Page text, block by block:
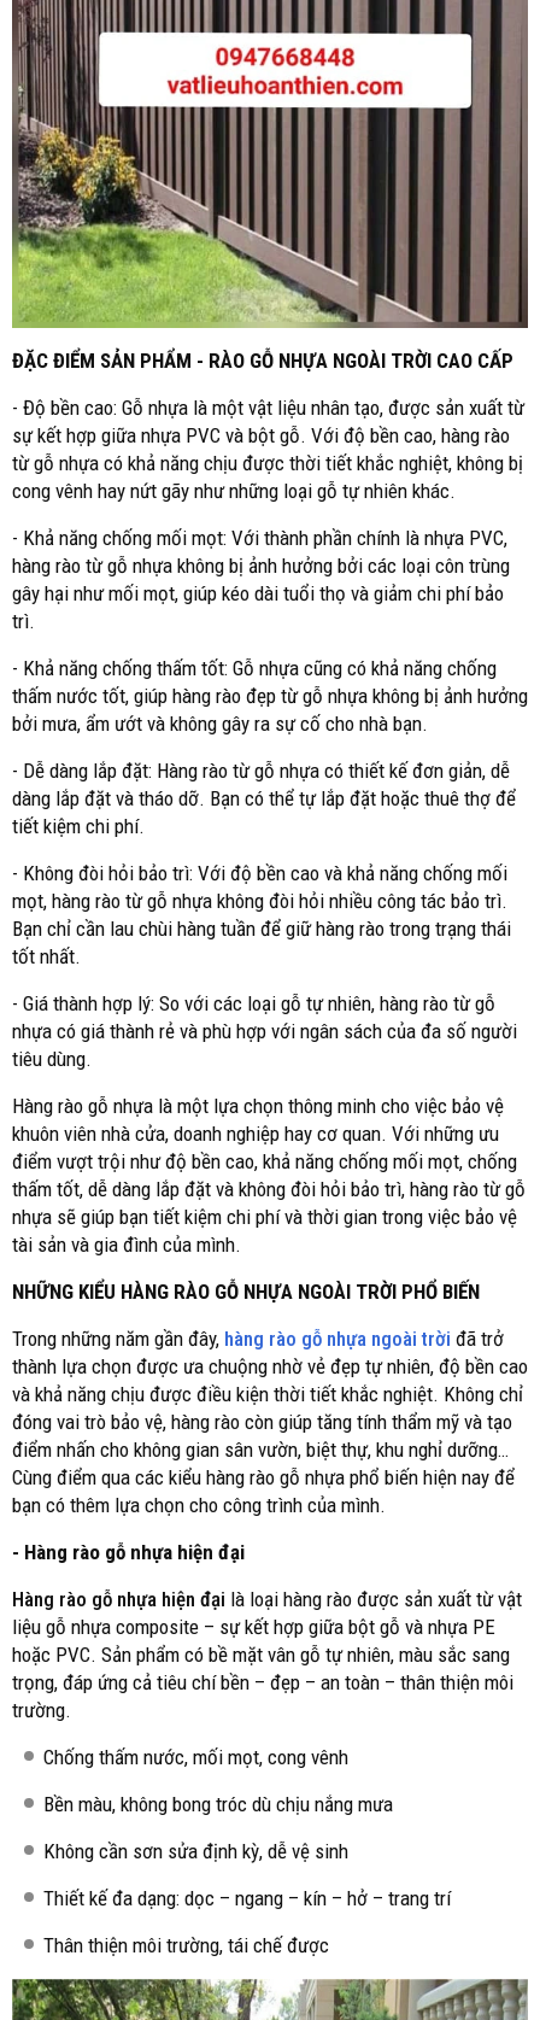
ĐẶC ĐIỂM SẢN PHẨM - RÀO GỖ NHỰA NGOÀI TRỜI CAO CẤP
- Độ bền cao: Gỗ nhựa là một vật liệu nhân tạo, được sản xuất từ
sự kết hợp giữa nhựa PVC và bột gỗ. Với độ bền cao, hàng rào
từ gỗ nhựa có khả năng chịu được thời tiết khắc nghiệt, không bị
cong vênh hay nứt gãy như những loại gỗ tự nhiên khác.
- Khả năng chống mối mọt: Với thành phần chính là nhựa PVC,
hàng rào từ gỗ nhựa không bị ảnh hưởng bởi các loại côn trùng
gây hại như mối mọt, giúp kéo dài tuổi thọ và giảm chi phí bảo
trì.
- Khả năng chống thấm tốt: Gỗ nhựa cũng có khả năng chống
thấm nước tốt, giúp hàng rào đẹp từ gỗ nhựa không bị ảnh hưởng
bởi mưa, ẩm ướt và không gây ra sự cố cho nhà bạn.
- Dễ dàng lắp đặt: Hàng rào từ gỗ nhựa có thiết kế đơn giản, dễ
dàng lắp đặt và tháo dỡ. Bạn có thể tự lắp đặt hoặc thuê thợ để
tiết kiệm chi phí.
- Không đòi hỏi bảo trì: Với độ bền cao và khả năng chống mối
mọt, hàng rào từ gỗ nhựa không đòi hỏi nhiều công tác bảo trì.
Bạn chỉ cần lau chùi hàng tuần để giữ hàng rào trong trạng thái
tốt nhất.
- Giá thành hợp lý: So với các loại gỗ tự nhiên, hàng rào từ gỗ
nhựa có giá thành rẻ và phù hợp với ngân sách của đa số người
tiêu dùng.
Hàng rào gỗ nhựa là một lựa chọn thông minh cho việc bảo vệ
khuôn viên nhà cửa, doanh nghiệp hay cơ quan. Với những ưu
điểm vượt trội như độ bền cao, khả năng chống mối mọt, chống
thấm tốt, dễ dàng lắp đặt và không đòi hỏi bảo trì, hàng rào từ gỗ
nhựa sẽ giúp bạn tiết kiệm chi phí và thời gian trong việc bảo vệ
tài sản và gia đình của mình.
NHỮNG KIỂU HÀNG RÀO GỖ NHỰA NGOÀI TRỜI PHỔ BIẾN
Trong những năm gần đây, hàng rào gỗ nhựa ngoài trời đã trở
thành lựa chọn được ưa chuộng nhờ vẻ đẹp tự nhiên, độ bền cao
và khả năng chịu được điều kiện thời tiết khắc nghiệt. Không chỉ
đóng vai trò bảo vệ, hàng rào còn giúp tăng tính thẩm mỹ và tạo
điểm nhấn cho không gian sân vườn, biệt thự, khu nghỉ dưỡng…
Cùng điểm qua các kiểu hàng rào gỗ nhựa phổ biến hiện nay để
bạn có thêm lựa chọn cho công trình của mình.
- Hàng rào gỗ nhựa hiện đại
Hàng rào gỗ nhựa hiện đại là loại hàng rào được sản xuất từ vật
liệu gỗ nhựa composite – sự kết hợp giữa bột gỗ và nhựa PE
hoặc PVC. Sản phẩm có bề mặt vân gỗ tự nhiên, màu sắc sang
trọng, đáp ứng cả tiêu chí bền – đẹp – an toàn – thân thiện môi
trường.
Chống thấm nước, mối mọt, cong vênh
Bền màu, không bong tróc dù chịu nắng mưa
Không cần sơn sửa định kỳ, dễ vệ sinh
Thiết kế đa dạng: dọc – ngang – kín – hở – trang trí
Thân thiện môi trường, tái chế được